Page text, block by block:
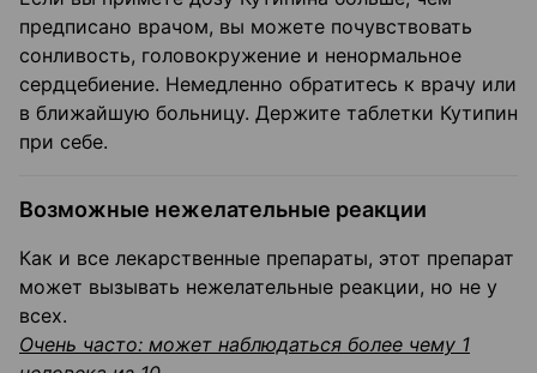
предписано врачом, вы можете почувствовать
сонливость, головокружение и ненормальное
сердцебиение. Немедленно обратитесь к врачу или
в ближайшую больницу. Держите таблетки Кутипин
при себе.
Возможные нежелательные реакции
Как и все лекарственные препараты, этот препарат
может вызывать нежелательные реакции, но не у
всех.
Очень часто: может наблюдаться более чему 1